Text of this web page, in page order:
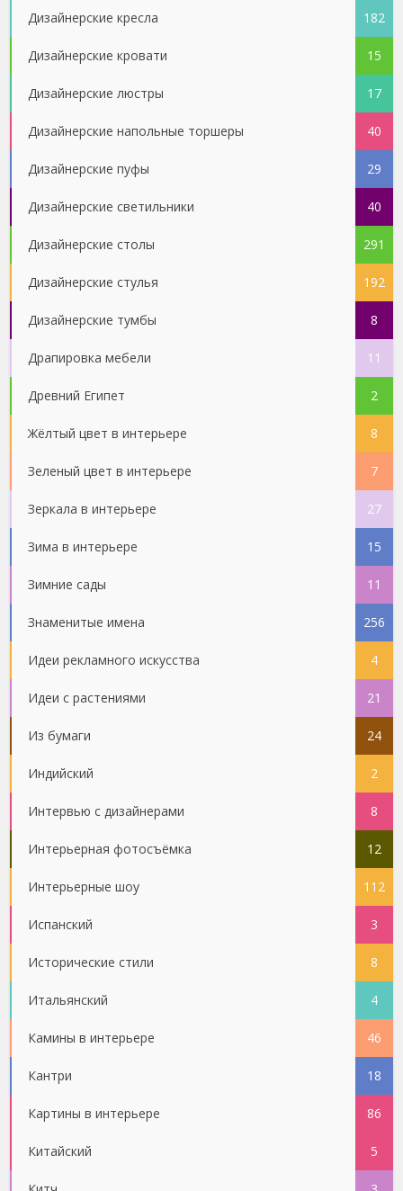
Дизайнерские кресла 182
Дизайнерские кровати 15
Дизайнерские люстры 17
Дизайнерские напольные торшеры 40
Дизайнерские пуфы 29
Дизайнерские светильники 40
Дизайнерские столы 291
Дизайнерские стулья 192
Дизайнерские тумбы 8
Драпировка мебели 11
Древний Египет 2
Жёлтый цвет в интерьере 8
Зеленый цвет в интерьере 7
Зеркала в интерьере 27
Зима в интерьере 15
Зимние сады 11
Знаменитые имена 256
Идеи рекламного искусства 4
Идеи с растениями 21
Из бумаги 24
Индийский 2
Интервью с дизайнерами 8
Интерьерная фотосъёмка 12
Интерьерные шоу 112
Испанский 3
Исторические стили 8
Итальянский 4
Камины в интерьере 46
Кантри 18
Картины в интерьере 86
Китайский 5